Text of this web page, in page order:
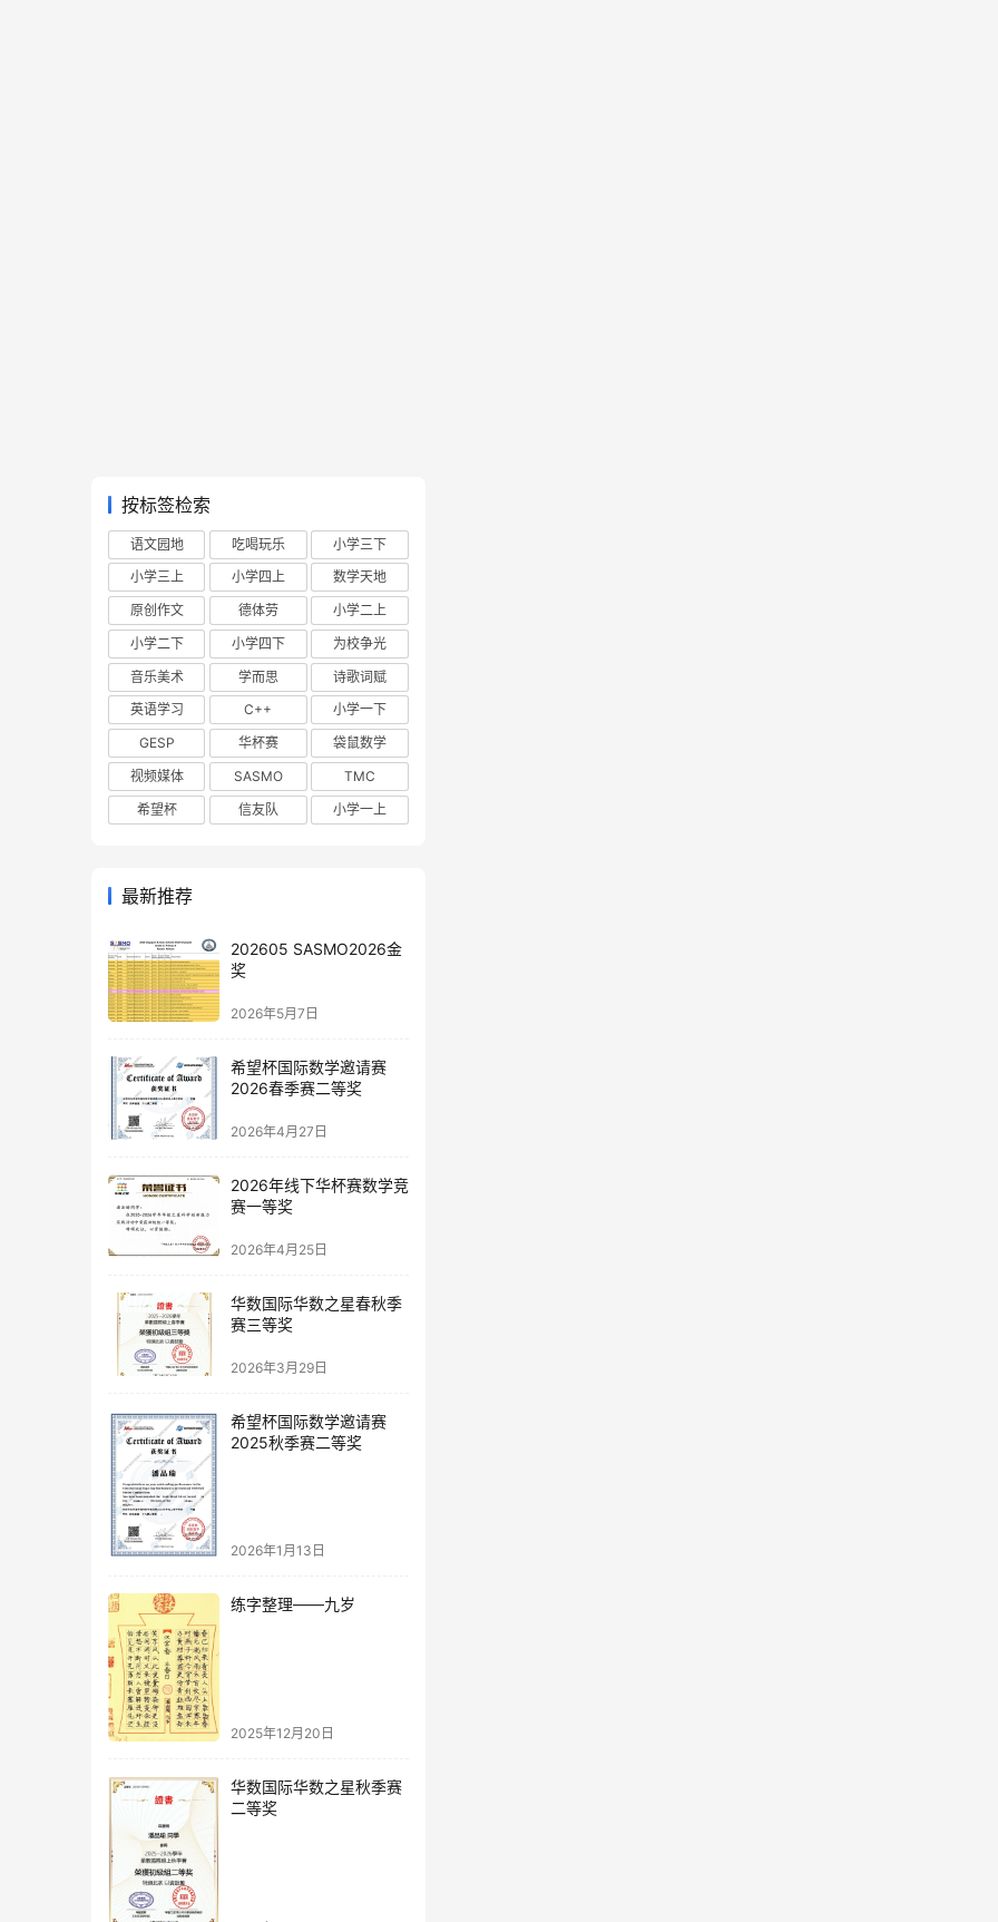
按标签检索
语文园地 吃喝玩乐
小学三下
小学三上
小学四上
数学天地
原创作文
德体劳
小学二上
小学二下
小学四下
为校争光
音乐美术
学而思
诗歌词赋
英语学习
C++
小学一下
GESP
华杯赛
袋鼠数学
视频媒体
SASMO
TMC
希望杯
信友队 小学一上
最新推荐
202605 SASMO2026金
奖
2026年5月7日
希望杯国际数学邀请赛
2026春季赛二等奖
2026年4月27日
2026年线下华杯赛数学竞
赛一等奖
2026年4月25日
华数国际华数之星春秋季
赛三等奖
2026年3月29日
希望杯国际数学邀请赛
2025秋季赛二等奖
2026年1月13日
练字整理——九岁
2025年12月20日
华数国际华数之星秋季赛
二等奖